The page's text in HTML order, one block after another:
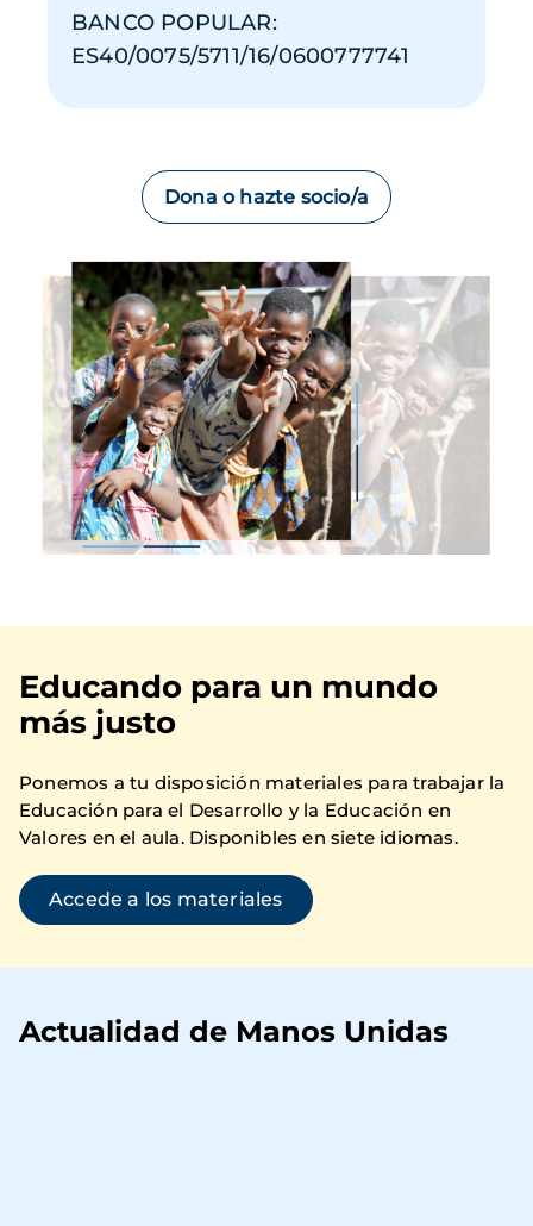
BANCO POPULAR:
ES40/0075/5711/16/0600777741
Dona o hazte socio/a
Imagen
Educando para un mundo
más justo
Ponemos a tu disposición materiales para trabajar la
Educación para el Desarrollo y la Educación en
Valores en el aula. Disponibles en siete idiomas.
Accede a los materiales
Actualidad de Manos Unidas